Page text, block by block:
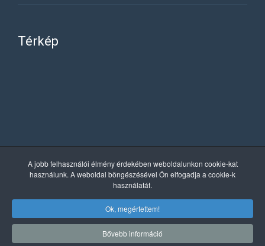
A jobb felhasználói élmény érdekében weboldalunkon cookie-kat
használunk. A weboldal böngészésével Ön elfogadja a cookie-k
használatát.
Ok, megértettem!
Bővebb információ
Térkép
Copyright © 2019 MegaBike. Minden jog fenntartva.